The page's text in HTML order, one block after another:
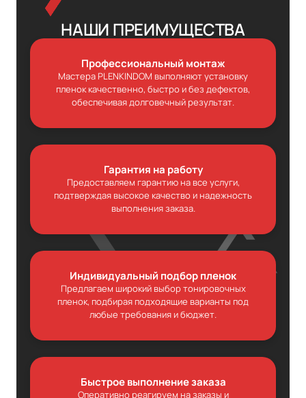
НАШИ ПРЕИМУЩЕСТВА
Профессиональный монтаж
Мастера PLENKINDOM выполняют установку
пленок качественно, быстро и без дефектов,
обеспечивая долговечный результат.
Гарантия на работу
Предоставляем гарантию на все услуги,
подтверждая высокое качество и надежность
выполнения заказа.
Индивидуальный подбор пленок
Предлагаем широкий выбор тонировочных
пленок, подбирая подходящие варианты под
любые требования и бюджет.
Быстрое выполнение заказа
Оперативно реагируем на заказы и